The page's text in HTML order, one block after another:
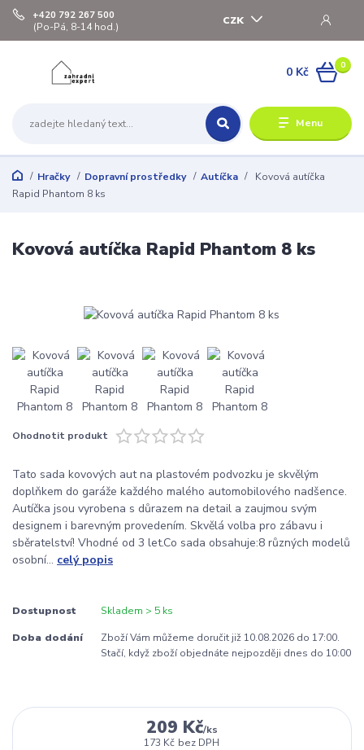
Menu
CZK
+420 792 267 500
(Po-Pá, 8-14 hod.)
0
0 Kč
Hračky Dopravní prostředky Autíčka
Kovová autíčka
Rapid Phantom 8 ks
Kovová autíčka Rapid Phantom 8 ks
Ohodnotit produkt
Tato sada kovových aut na plastovém podvozku je skvělým
doplňkem do garáže každého malého automobilového nadšence.
Autíčka jsou vyrobena s důrazem na detail a zaujmou svým
designem i barevným provedením. Skvělá volba pro zábavu i
sběratelství! Vhodné od 3 let.Co sada obsahuje:8 různých modelů
osobní... celý popis
Dostupnost Skladem > 5 ks
Doba dodání
Zboží Vám můžeme doručit již 10.08.2026 do 17:00.
Stačí, když zboží objednáte nejpozději dnes do 10:00
209 Kč/ks
173 Kč bez DPH